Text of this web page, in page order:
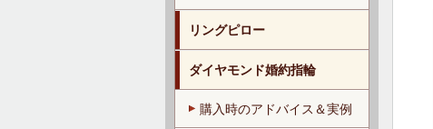
リングピロー
ダイヤモンド婚約指輪
購入時のアドバイス＆実例